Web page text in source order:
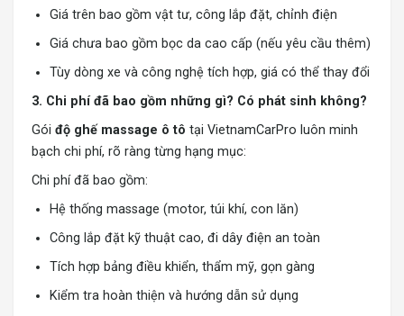
Giá trên bao gồm vật tư, công lắp đặt, chỉnh điện
Giá chưa bao gồm bọc da cao cấp (nếu yêu cầu thêm)
Tùy dòng xe và công nghệ tích hợp, giá có thể thay đổi
3. Chi phí đã bao gồm những gì? Có phát sinh không?
Gói độ ghế massage ô tô tại VietnamCarPro luôn minh
bạch chi phí, rõ ràng từng hạng mục:
Chi phí đã bao gồm:
Hệ thống massage (motor, túi khí, con lăn)
Công lắp đặt kỹ thuật cao, đi dây điện an toàn
Tích hợp bảng điều khiển, thẩm mỹ, gọn gàng
Kiểm tra hoàn thiện và hướng dẫn sử dụng